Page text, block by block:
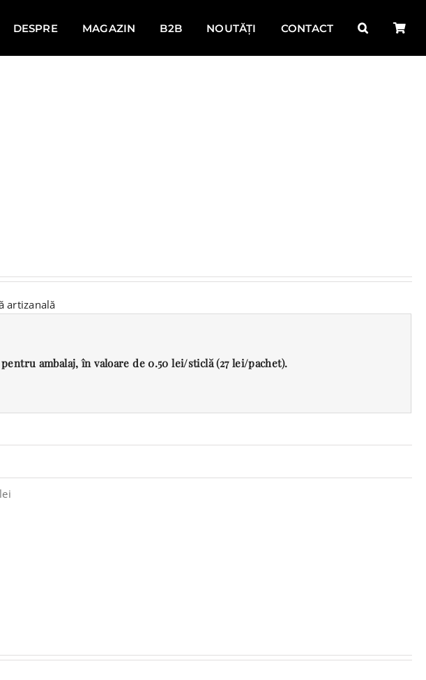
DESPRE MAGAZIN B2B NOUTĂȚI CONTACT
artizanală
ambalaj, în valoare de 0.50 lei/sticlă (27 lei/pachet).